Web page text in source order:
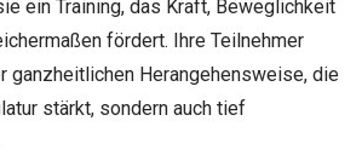
ein Training, das Kraft, Beweglichkeit
fördert. Ihre Teilnehmer
ganzheitlichen Herangehensweise, die
stärkt, sondern auch tief